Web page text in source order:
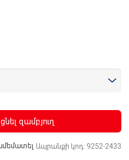
զամբյուղ
Ապրանքի կոդ: 9252-2433